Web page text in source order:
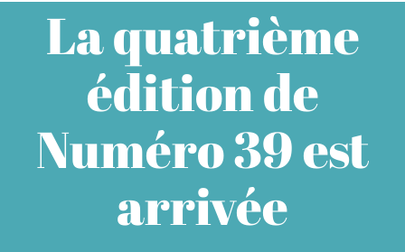
LES JURASSIENS
LES RÉCITS
LES FIGURES
LES ENTRETIENS
La quatrième
édition de
Numéro 39 est
arrivée